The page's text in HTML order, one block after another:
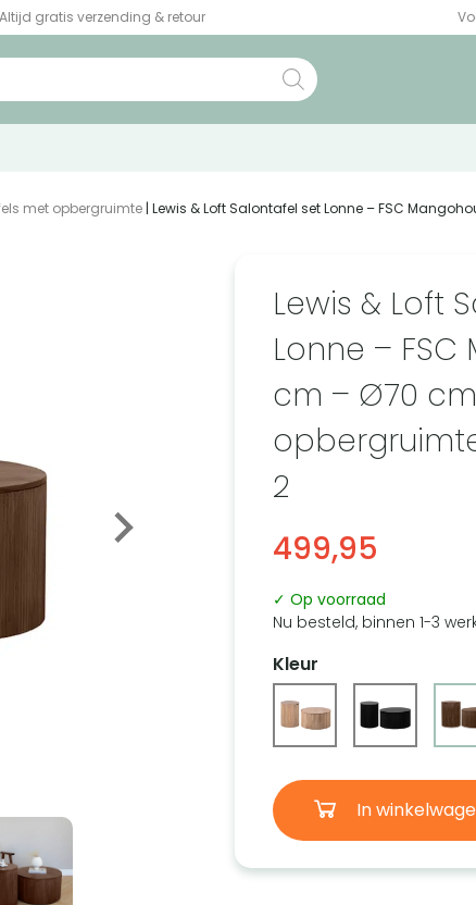
Altijd gratis verzending & retour
met opbergruimte | Lewis & Loft Salontafel set Lonne – FSC
Lewis & Loft
Lonne –
cm – Ø70
2
499,95
✓ Op voorraad
Nu besteld, binnen 1-3
Kleur
In